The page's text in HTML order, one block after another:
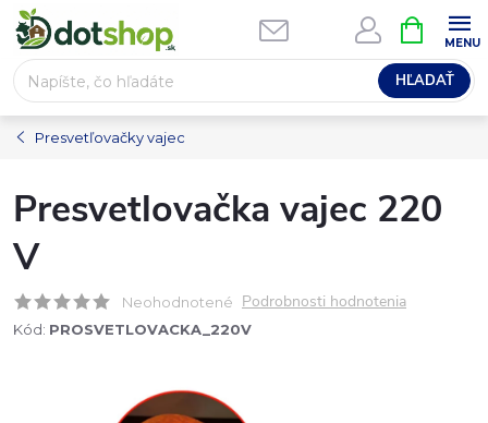
Prejsť
na
obsah
HĽADAŤ
KOŠÍK
Presvetľovačky vajec
Presvetlovačka vajec 220
V
Neohodnotené Podrobnosti hodnotenia
Kód: PROSVETLOVACKA_220V